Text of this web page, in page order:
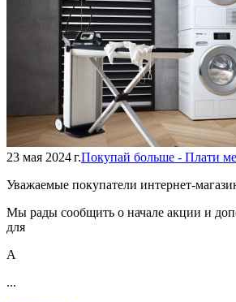
23 мая 2024 г.Покупай больше - Плати
Уважаемые покупатели интернет-
Мы рады сообщить о начале акции и
для
А
...